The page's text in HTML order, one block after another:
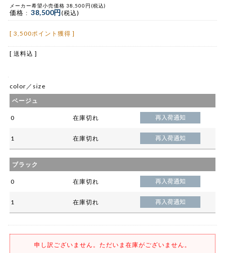
メーカー希望小売価格 38,500円(税込)
価格 : 38,500円 (税込)
[ 3,500ポイント獲得 ]
[ 送料込 ]
color／size
ベージュ
0 在庫切れ
1 在庫切れ
ブラック
0 在庫切れ
1 在庫切れ
申し訳ございません。ただいま在庫がございません。